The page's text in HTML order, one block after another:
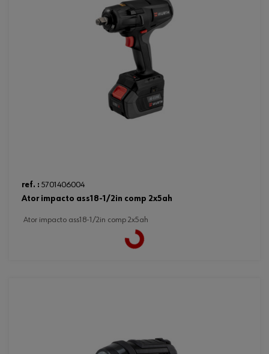
ref. : 5701406004
ator impacto ass18-1/2in comp 2x5ah
ator impacto ass18-1/2in comp 2x5ah
Loading...